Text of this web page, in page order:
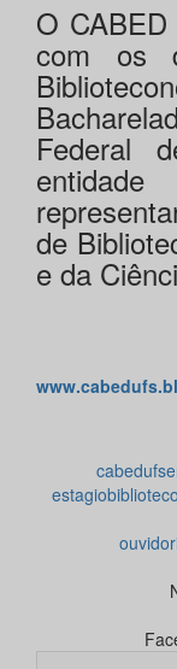
O
com os
Federal
de
e da